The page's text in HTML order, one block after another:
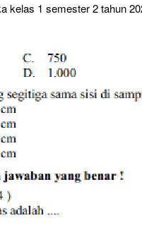
kelas 1 semester 2 tahun